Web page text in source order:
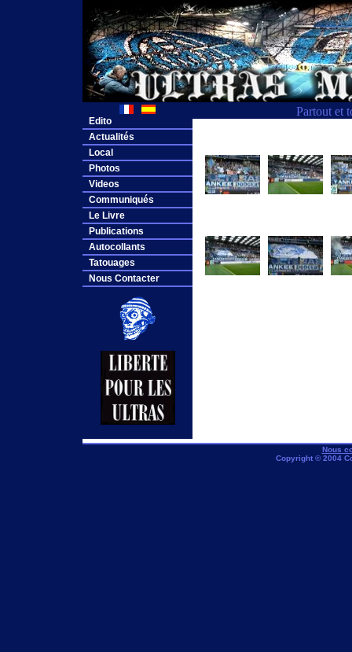
Partout et
Edito
Actualités
Local
Photos
Videos
Communiqués
Le Livre
Publications
Autocollants
Tatouages
Nous Contacter
Nous
Copyright © 2004